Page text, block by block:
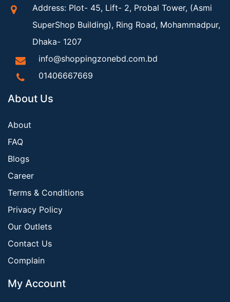
Address: Plot- 45, Lift- 2, Probal Tower, (Asmi
SuperShop Building), Ring Road, Mohammadpur,
Dhaka- 1207
info@shoppingzonebd.com.bd
01406667669
About Us
About
FAQ
Blogs
Career
Terms & Conditions
Privacy Policy
Our Outlets
Contact Us
Complain
My Account